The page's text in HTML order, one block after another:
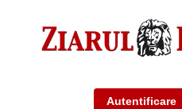
Autentificare